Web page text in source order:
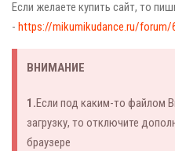
Если желаете купить сайт, то
- https://mikumikudance.ru/forum/
ВНИМАНИЕ
1.Если под каким-то файлом
загрузку, то отключите
браузере